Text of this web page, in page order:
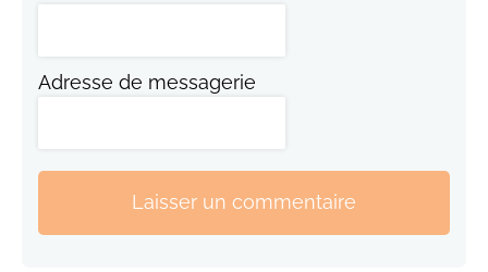
Adresse de messagerie
Laisser un commentaire